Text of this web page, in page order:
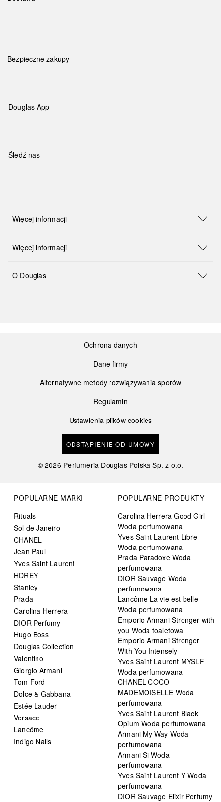
Bezpieczne zakupy
Douglas App
Śledź nas
Więcej informacji
Więcej informacji
O Douglas
Ochrona danych
Dane firmy
Alternatywne metody rozwiązywania sporów
Regulamin
Ustawienia plików cookies
ODSTĄPIENIE OD UMOWY
©2026 Perfumeria Douglas Polska Sp. z o.o.
POPULARNE MARKI
Rituals
Sol de Janeiro
CHANEL
Jean Paul
Yves Saint Laurent
HDREY
Stanley
Prada
Carolina Herrera
DIOR Perfumy
Hugo Boss
Douglas Collection
Valentino
Giorgio Armani
Tom Ford
Dolce & Gabbana
Estée Lauder
Versace
Lancôme
Indigo Nails
POPULARNE PRODUKTY
Carolina Herrera Good Girl
Woda perfumowana
Yves Saint Laurent Libre
Woda perfumowana
Prada Paradoxe Woda
perfumowana
DIOR Sauvage Woda
perfumowana
Lancôme La vie est belle
Woda perfumowana
Emporio Armani Stronger with
you Woda toaletowa
Emporio Armani Stronger
With You Intensely
Yves Saint Laurent MYSLF
Woda perfumowana
CHANEL COCO
MADEMOISELLE Woda
perfumowana
Yves Saint Laurent Black
Opium Woda perfumowana
Armani My Way Woda
perfumowana
Armani Si Woda
perfumowana
Yves Saint Laurent Y Woda
perfumowana
DIOR Sauvage Elixir Perfumy